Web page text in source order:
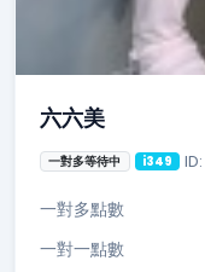
六六美
一對多等待中 i349
一對多點數
一對一點數